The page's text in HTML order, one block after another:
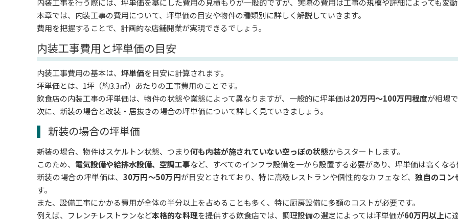
内装工事を行う際には、坪単価を基にした費用の見積もりが一般的ですが、実際の費用は工事の規模や詳細によっても変
本章では、内装工事の費用について、坪単価の目安や物件の種類別に詳しく解説していきます。
費用を把握することで、計画的な店舗開業が実現できるでしょう。
内装工事費用と坪単価の目安
内装工事費用の基本は、 坪単価を目安に計算されます。
坪単価とは、1坪（約3.3㎡）あたりの工事費用のことです。
飲食店の内装工事の坪単価は、物件の状態や業態によって異なりますが、一般的に坪単価は20万円～100万円程度が相場
次に、新装の場合と改装・居抜きの場合の坪単価について詳しく見ていきましょう。
新装の場合の坪単価
新装の場合、物件はスケルトン状態、つまり何も内装が施されていない空っぽの状態からスタートします。
このため、 電気設備や給排水設備、空調工事など、すべてのインフラ設備を一から設置する必要があり、坪単価は高くな
新装の場合の坪単価は、 30万円～50万円が目安とされており、特に高級レストランや個性的なカフェなど、独自のコン
す。
また、設備工事にかかる費用が全体の半分以上を占めることも多く、特に厨房設備に多額のコストが必要です。
例えば、フレンチレストランなど本格的な料理を提供する飲食店では、調理設備の選定によっては坪単価が60万円以上に